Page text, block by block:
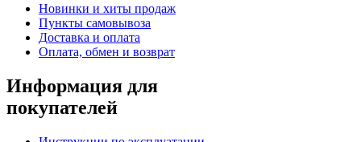
Новинки и хиты продаж
Пункты самовывоза
Доставка и оплата
Оплата, обмен и возврат
Информация для
покупателей